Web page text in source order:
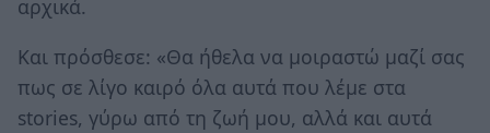
αρχικά.
Και πρόσθεσε: «Θα ήθελα να μοιραστώ μαζί σας
πως σε λίγο καιρό όλα αυτά που λέμε στα
stories, γύρω από τη ζωή μου, αλλά και αυτά